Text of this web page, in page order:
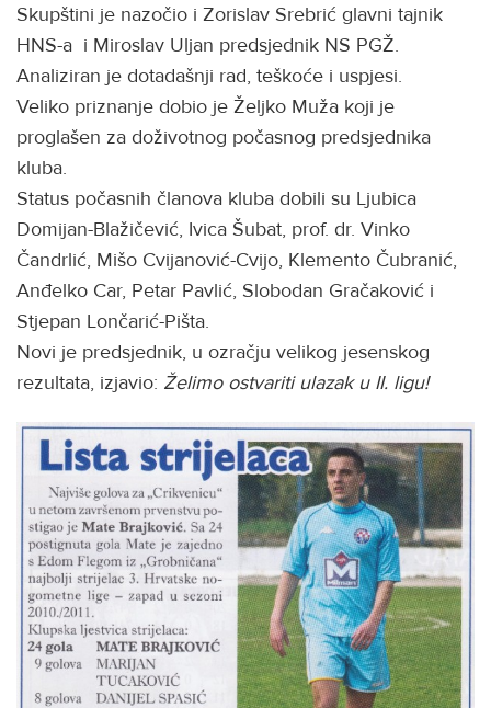
Skupštini je nazočio i Zorislav Srebrić glavni tajnik
HNS-a i Miroslav Uljan predsjednik NS PGŽ.
Analiziran je dotadašnji rad, teškoće i uspjesi.
Veliko priznanje dobio je Željko Muža koji je
proglašen za doživotnog počasnog predsjednika
kluba.
Status počasnih članova kluba dobili su Ljubica
Domijan-Blažičević, Ivica Šubat, prof. dr. Vinko
Čandrlić, Mišo Cvijanović-Cvijo, Klemento Čubranić,
Anđelko Car, Petar Pavlić, Slobodan Gračaković i
Stjepan Lončarić-Pišta.
Novi je predsjednik, u ozračju velikog jesenskog
rezultata, izjavio: Želimo ostvariti ulazak u II. ligu!